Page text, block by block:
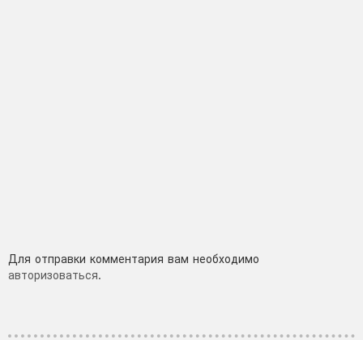
Добавить
комментарий
Для отправки комментария вам необходимо
авторизоваться.